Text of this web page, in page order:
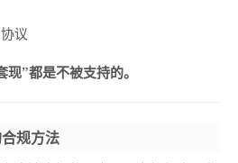
议
”都是不被支持的。
规方法